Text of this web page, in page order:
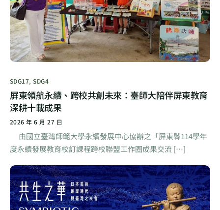
SDG17,SDG4
屏東領航永續、跨校共創未來：臺師大陪伴屏東教育
深耕十載成果
2026 年 6 月 27 日
由國立臺灣師範大學永續發展中心協辦之「屏東縣114學年
度永續發展教育校訂課程跨校聯盟工作圈成果交流 […]